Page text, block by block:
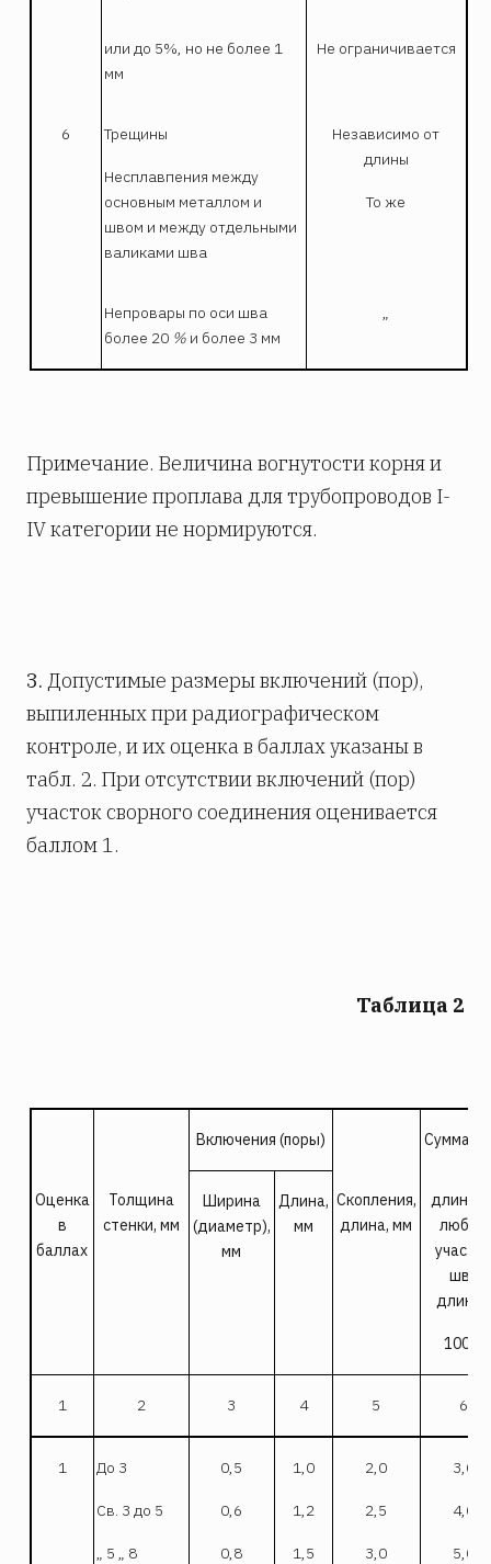
или до 5%, но не более 1
мм
Не ограничивается
6 Трещины
Несплавпения между
основным металлом и
швом и между отдельными
валиками шва
Независимо от
длины
То же
Непровары по оси шва
более 20 % и более 3 мм
„
Примечание. Величина вогнутости корня и
превышение проплава для трубопроводов I-
IV категории не нормируются.
3. Допустимые размеры включений (пор),
выпиленных при радиографическом
контроле, и их оценка в баллах указаны в
табл. 2. При отсутствии включений (пор)
участок сворного соединения оценивается
баллом 1.
Таблица 2
Включения (поры)
Оценка
в
баллах
Толщина
стенки, мм
Ширина
(диаметр),
мм
Длина,
мм
Скопления,
длина, мм
длина
любом
шва
длиной
100 м
1 2 3 4 5 6
1 До 3
Св. 3 до 5
„ 5 „ 8
0,5
0,6
0,8
1,0
1,2
1,5
2,0
2,5
3,0
3,0
4,0
5,0